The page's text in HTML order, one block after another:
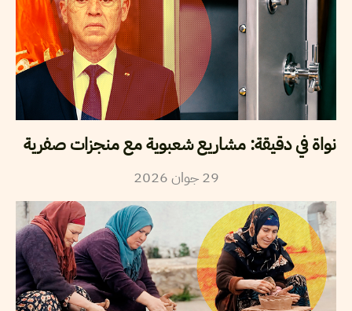
نواة في دقيقة: مشاريع شعبوية مع منجزات صفرية
29 جوان2026